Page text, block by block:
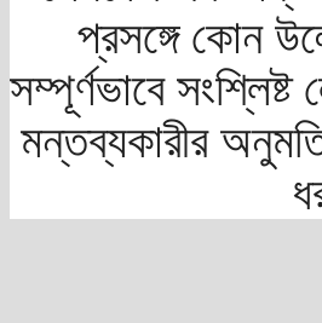
প্রসঙ্গে কোন
সম্পূর্ণভাবে
মন্তব্যকারীর